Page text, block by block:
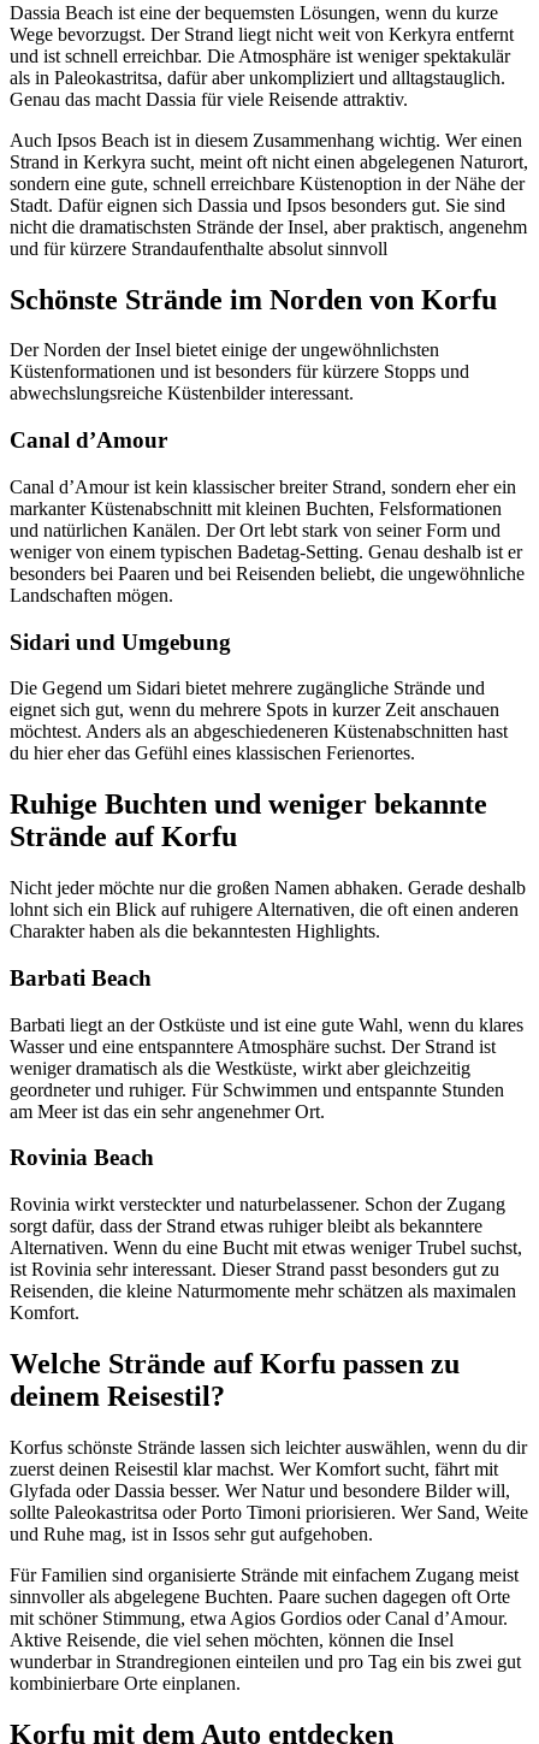
Dassia Beach ist eine der bequemsten Lösungen, wenn du kurze
Wege bevorzugst. Der Strand liegt nicht weit von Kerkyra entfernt
und ist schnell erreichbar. Die Atmosphäre ist weniger spektakulär
als in Paleokastritsa, dafür aber unkompliziert und alltagstauglich.
Genau das macht Dassia für viele Reisende attraktiv.
Auch Ipsos Beach ist in diesem Zusammenhang wichtig. Wer einen
Strand in Kerkyra sucht, meint oft nicht einen abgelegenen Naturort,
sondern eine gute, schnell erreichbare Küstenoption in der Nähe der
Stadt. Dafür eignen sich Dassia und Ipsos besonders gut. Sie sind
nicht die dramatischsten Strände der Insel, aber praktisch, angenehm
und für kürzere Strandaufenthalte absolut sinnvoll
Schönste Strände im Norden von Korfu
Der Norden der Insel bietet einige der ungewöhnlichsten
Küstenformationen und ist besonders für kürzere Stopps und
abwechslungsreiche Küstenbilder interessant.
Canal d’Amour
Canal d’Amour ist kein klassischer breiter Strand, sondern eher ein
markanter Küstenabschnitt mit kleinen Buchten, Felsformationen
und natürlichen Kanälen. Der Ort lebt stark von seiner Form und
weniger von einem typischen Badetag-Setting. Genau deshalb ist er
besonders bei Paaren und bei Reisenden beliebt, die ungewöhnliche
Landschaften mögen.
Sidari und Umgebung
Die Gegend um Sidari bietet mehrere zugängliche Strände und
eignet sich gut, wenn du mehrere Spots in kurzer Zeit anschauen
möchtest. Anders als an abgeschiedeneren Küstenabschnitten hast
du hier eher das Gefühl eines klassischen Ferienortes.
Ruhige Buchten und weniger bekannte
Strände auf Korfu
Nicht jeder möchte nur die großen Namen abhaken. Gerade deshalb
lohnt sich ein Blick auf ruhigere Alternativen, die oft einen anderen
Charakter haben als die bekanntesten Highlights.
Barbati Beach
Barbati liegt an der Ostküste und ist eine gute Wahl, wenn du klares
Wasser und eine entspanntere Atmosphäre suchst. Der Strand ist
weniger dramatisch als die Westküste, wirkt aber gleichzeitig
geordneter und ruhiger. Für Schwimmen und entspannte Stunden
am Meer ist das ein sehr angenehmer Ort.
Rovinia Beach
Rovinia wirkt versteckter und naturbelassener. Schon der Zugang
sorgt dafür, dass der Strand etwas ruhiger bleibt als bekanntere
Alternativen. Wenn du eine Bucht mit etwas weniger Trubel suchst,
ist Rovinia sehr interessant. Dieser Strand passt besonders gut zu
Reisenden, die kleine Naturmomente mehr schätzen als maximalen
Komfort.
Welche Strände auf Korfu passen zu
deinem Reisestil?
Korfus schönste Strände lassen sich leichter auswählen, wenn du dir
zuerst deinen Reisestil klar machst. Wer Komfort sucht, fährt mit
Glyfada oder Dassia besser. Wer Natur und besondere Bilder will,
sollte Paleokastritsa oder Porto Timoni priorisieren. Wer Sand, Weite
und Ruhe mag, ist in Issos sehr gut aufgehoben.
Für Familien sind organisierte Strände mit einfachem Zugang meist
sinnvoller als abgelegene Buchten. Paare suchen dagegen oft Orte
mit schöner Stimmung, etwa Agios Gordios oder Canal d’Amour.
Aktive Reisende, die viel sehen möchten, können die Insel
wunderbar in Strandregionen einteilen und pro Tag ein bis zwei gut
kombinierbare Orte einplanen.
Korfu mit dem Auto entdecken